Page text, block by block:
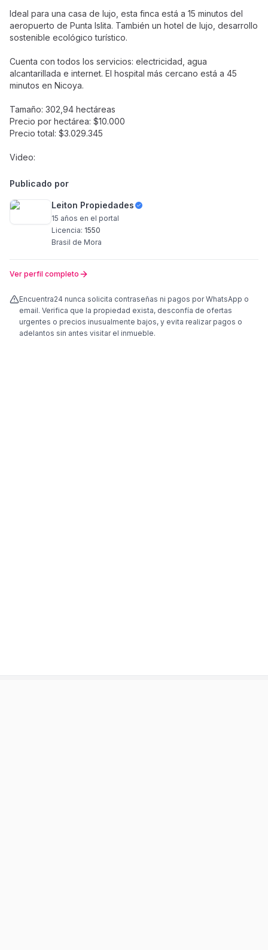
Ideal para una casa de lujo, esta finca está a 15 minutos del
aeropuerto de Punta Islita. También un hotel de lujo, desarrollo
sostenible ecológico turístico.
Cuenta con todos los servicios: electricidad, agua
alcantarillada e internet. El hospital más cercano está a 45
minutos en Nicoya.
Tamaño: 302,94 hectáreas
Precio por hectárea: $10.000
Precio total: $3.029.345
Video:
Publicado por
Leiton Propiedades
15 años en el portal
Licencia: 1550
Brasil de Mora
Ver perfil completo
Encuentra24 nunca solicita contraseñas ni pagos por WhatsApp o
email. Verifica que la propiedad exista, desconfía de ofertas
urgentes o precios inusualmente bajos, y evita realizar pagos o
adelantos sin antes visitar el inmueble.